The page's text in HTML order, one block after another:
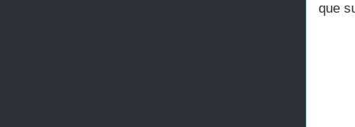
que